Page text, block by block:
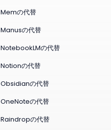
Memの代替
Manusの代替
NotebookLMの代替
Notionの代替
Obsidianの代替
OneNoteの代替
Raindropの代替